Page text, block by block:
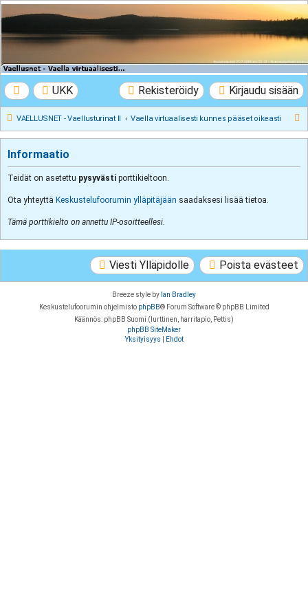
VAELLUSNET -
Vaellusturinat II
UKK Kirjaudu sisään
Rekisteröidy
VAELLUSNET - Vaellusturinat II Vaella virtuaalisesti kunnes pääset oikeasti
Informaatio
Teidät on asetettu pysyvästi porttikieltoon.
Ota yhteyttä Keskustelufoorumin ylläpitäjään saadaksesi lisää tietoa.
Tämä porttikielto on annettu IP-osoitteellesi.
Poista evästeet
Viesti Ylläpidolle
Breeze style by Ian Bradley
Keskustelufoorumin ohjelmisto phpBB® Forum Software © phpBB Limited
Käännös: phpBB Suomi (lurttinen, harritapio, Pettis)
phpBB SiteMaker
Yksityisyys
Ehdot